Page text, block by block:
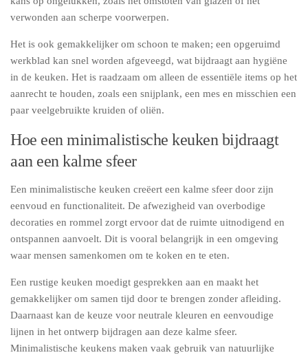
verwonden aan scherpe voorwerpen.
Het is ook gemakkelijker om schoon te maken; een opgeruimd
werkblad kan snel worden afgeveegd, wat bijdraagt aan hygiëne
in de keuken. Het is raadzaam om alleen de essentiële items op het
aanrecht te houden, zoals een snijplank, een mes en misschien een
paar veelgebruikte kruiden of oliën.
Hoe een minimalistische keuken bijdraagt
aan een kalme sfeer
Een minimalistische keuken creëert een kalme sfeer door zijn
eenvoud en functionaliteit. De afwezigheid van overbodige
decoraties en rommel zorgt ervoor dat de ruimte uitnodigend en
ontspannen aanvoelt. Dit is vooral belangrijk in een omgeving
waar mensen samenkomen om te koken en te eten.
Een rustige keuken moedigt gesprekken aan en maakt het
gemakkelijker om samen tijd door te brengen zonder afleiding.
Daarnaast kan de keuze voor neutrale kleuren en eenvoudige
lijnen in het ontwerp bijdragen aan deze kalme sfeer.
Minimalistische keukens maken vaak gebruik van natuurlijke